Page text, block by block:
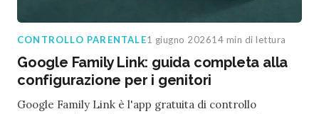
CONTROLLO PARENTALE1 giugno 202614 min di lettura
Google Family Link: guida completa alla
configurazione per i genitori
Google Family Link è l'app gratuita di controllo